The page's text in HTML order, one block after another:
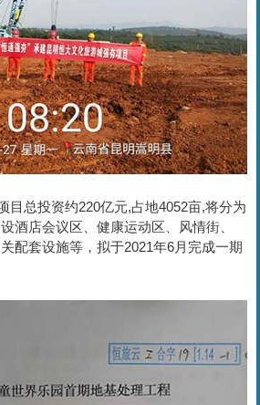
总投资约220亿元,占地4052亩,将分为
酒店会议区、健康运动区、风情街、
配套设施等，拟于2021年6月完成一期